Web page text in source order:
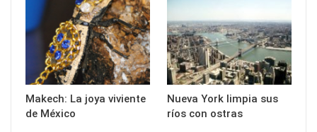
Makech: La joya viviente
de México
Nueva York limpia sus
ríos con ostras